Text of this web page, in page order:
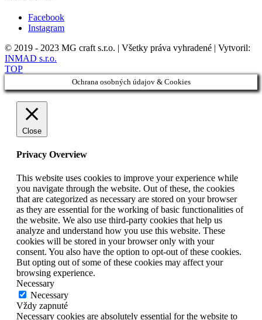
Facebook
Instagram
© 2019 - 2023 MG craft s.r.o. | Všetky práva vyhradené | Vytvoril:
INMAD s.r.o.
TOP
Ochrana osobných údajov & Cookies
Close
Privacy Overview
This website uses cookies to improve your experience while
you navigate through the website. Out of these, the cookies
that are categorized as necessary are stored on your browser
as they are essential for the working of basic functionalities of
the website. We also use third-party cookies that help us
analyze and understand how you use this website. These
cookies will be stored in your browser only with your
consent. You also have the option to opt-out of these cookies.
But opting out of some of these cookies may affect your
browsing experience.
Necessary
Necessary
Vždy zapnuté
Necessary cookies are absolutely essential for the website to